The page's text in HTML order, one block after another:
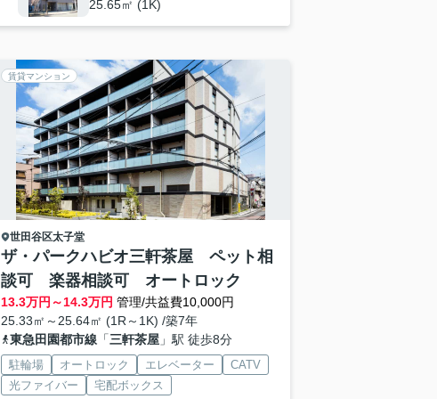
25.65㎡ (1K)
賃貸マンション
世田谷区太子堂
ザ・パークハビオ三軒茶屋 ペット相
談可 楽器相談可 オートロック
13.3万円～14.3万円 管理/共益費10,000円
25.33㎡～25.64㎡ (1R～1K) /築7年
東急田園都市線「三軒茶屋」駅 徒歩8分
駐輪場 オートロック エレベーター
CATV
光ファイバー
宅配ボックス